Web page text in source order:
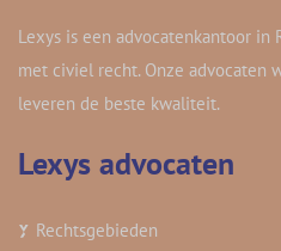
Lexys is een advocatenkantoor
met civiel recht. Onze advocaten
leveren de beste kwaliteit.
Lexys advocaten
Rechtsgebieden